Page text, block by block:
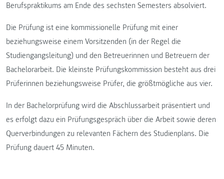
Berufspraktikums am Ende des sechsten Semesters absolviert.
Die Prüfung ist eine kommissionelle Prüfung mit einer
beziehungsweise einem Vorsitzenden (in der Regel die
Studiengangsleitung) und den Betreuerinnen und Betreuern der
Bachelorarbeit. Die kleinste Prüfungskommission besteht aus drei
Prüferinnen beziehungsweise Prüfer, die größtmögliche aus vier.
In der Bachelorprüfung wird die Abschlussarbeit präsentiert und
es erfolgt dazu ein Prüfungsgespräch über die Arbeit sowie deren
Querverbindungen zu relevanten Fächern des Studienplans. Die
Prüfung dauert 45 Minuten.